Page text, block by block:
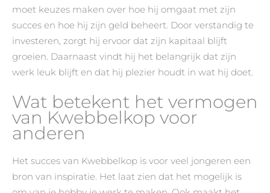
moet keuzes maken over hoe hij omgaat met zijn
succes en hoe hij zijn geld beheert. Door verstandig te
investeren, zorgt hij ervoor dat zijn kapitaal blijft
groeien. Daarnaast vindt hij het belangrijk dat zijn
werk leuk blijft en dat hij plezier houdt in wat hij doet.
Wat betekent het vermogen
van Kwebbelkop voor
anderen
Het succes van Kwebbelkop is voor veel jongeren een
bron van inspiratie. Het laat zien dat het mogelijk is